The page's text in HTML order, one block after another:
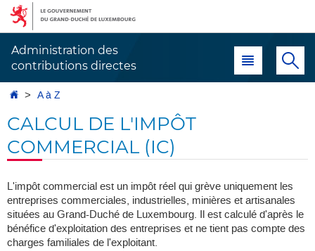
Aller
navigation
Aller
au
Administration des
contributions directes
Menu principal
AccueilA à Z
CALCUL DE L'IMPÔT
COMMERCIAL (IC)
L'impôt commercial est un impôt réel qui grève uniquement les
entreprises commerciales, industrielles, minières et artisanales
situées au Grand-Duché de Luxembourg. Il est calculé d'après le
bénéfice d'exploitation des entreprises et ne tient pas compte des
charges familiales de l'exploitant.